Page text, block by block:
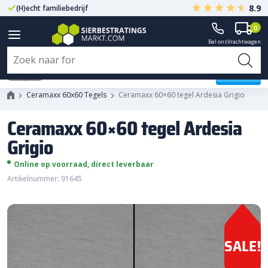
(H)echt familiebedrijf Gegarandeerd A-kwaliteit
8.9
Bel onsVrachtwagen
0
Ceramaxx 60x60 Tegels Ceramaxx 60×60 tegel Ardesia Grigio
Ceramaxx 60×60 tegel Ardesia
Grigio
Online op voorraad, direct leverbaar
Artikelnummer: 91645
SALE!
Ceramaxx 60x60 tegel Ardesia
Grigio